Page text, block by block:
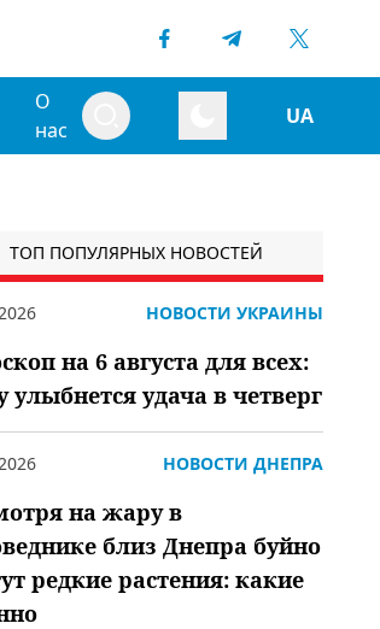
О
нас
UA
ТОП ПОПУЛЯРНЫХ НОВОСТЕЙ
НОВОСТИ УКРАИНЫ
на 6 августа для всех:
улыбнется удача в четверг
НОВОСТИ ДНЕПРА
на жару в
близ Днепра буйно
редкие растения: какие